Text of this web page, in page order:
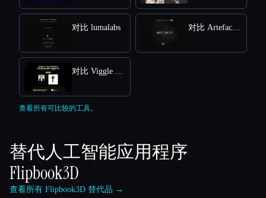
对比 lumalabs 对比 Artefacts.ai
对比 Viggle AI Free Online: Transform Text into Dynamic 3D Animations
查看所有可比较的工具。
替代人工智能应用程序
Flipbook3D
查看所有 Flipbook3D 替代品 →